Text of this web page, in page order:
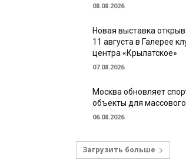
08.08.2026
Новая выставка
11 августа в Галерее
центра «Крылатское»
07.08.2026
Москва обновляет
объекты для массового
06.08.2026
Загрузить больше